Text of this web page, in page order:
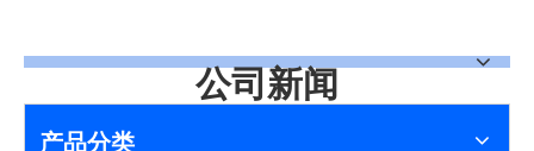
公司新闻
产品分类